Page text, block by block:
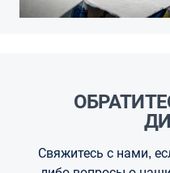
ОБРАТИТЕСЬ К СВОЕМУ
Свяжитесь с нами,